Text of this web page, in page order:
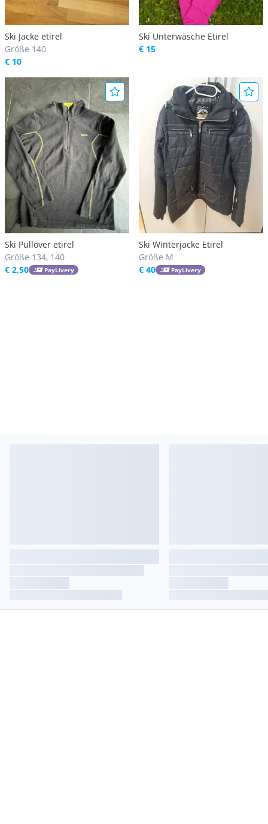
Ski Jacke etirel
Größe 140
€ 10
Ski Unterwäsche Etirel
€ 15
Ski Pullover etirel
Größe 134, 140
€ 2,50
PayLivery
Ski Winterjacke Etirel
Größe M
€ 40
PayLivery